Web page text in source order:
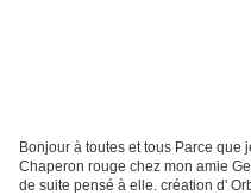
Bonjour à toutes et tous Parce que
Chaperon rouge chez mon amie
de suite pensé à elle. création d'